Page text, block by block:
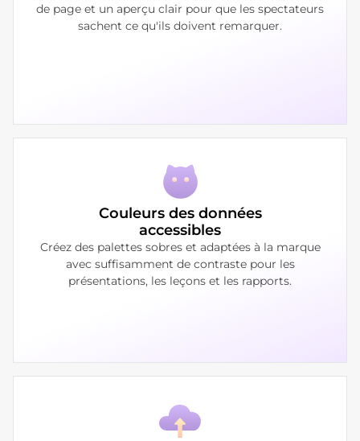
de page et un aperçu clair pour que les spectateurs
sachent ce qu'ils doivent remarquer.
Couleurs des données
accessibles
Créez des palettes sobres et adaptées à la marque
avec suffisamment de contraste pour les
présentations, les leçons et les rapports.